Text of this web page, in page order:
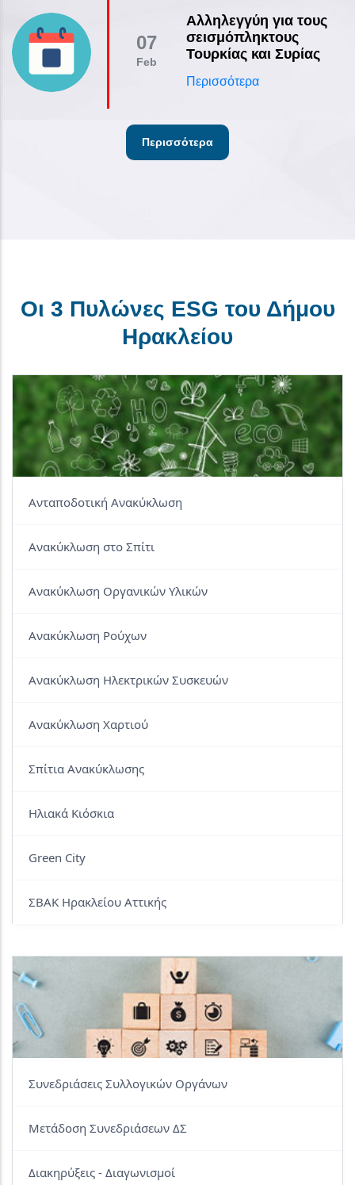
07
Feb
Αλληλεγγύη για τους
σεισμόπληκτους
Τουρκίας και Συρίας
Περισσότερα
Περισσότερα
Οι 3 Πυλώνες ESG του Δήμου
Ηρακλείου
Ανταποδοτική Ανακύκλωση
Ανακύκλωση στο Σπίτι
Ανακύκλωση Οργανικών Υλικών
Ανακύκλωση Ρούχων
Ανακύκλωση Ηλεκτρικών Συσκευών
Ανακύκλωση Χαρτιού
Σπίτια Ανακύκλωσης
Ηλιακά Κιόσκια
Green City
ΣΒΑΚ Ηρακλείου Αττικής
Συνεδριάσεις Συλλογικών Οργάνων
Μετάδοση Συνεδριάσεων ΔΣ
Διακηρύξεις - Διαγωνισμοί